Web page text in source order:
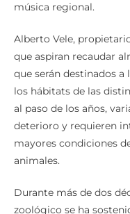
música regional.
Alberto Vele,
que aspiran recaudar
que serán destinados
los hábitats de las
al paso de los años,
deterioro y requieren
mayores condiciones
animales.
Durante más de dos
zoológico se ha